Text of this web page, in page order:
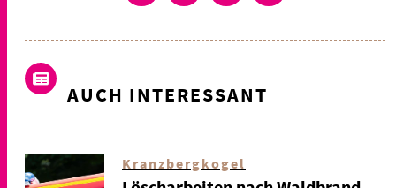
AUCH INTERESSANT
Kranzbergkogel